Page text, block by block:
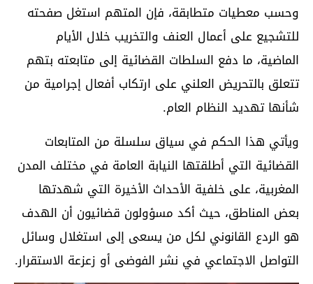
وحسب معطيات متطابقة، فإن المتهم استغل صفحته
للتشجيع على أعمال العنف والتخريب خلال الأيام
الماضية، ما دفع السلطات القضائية إلى متابعته بتهم
تتعلق بالتحريض العلني على ارتكاب أفعال إجرامية من
شأنها تهديد النظام العام.
ويأتي هذا الحكم في سياق سلسلة من المتابعات
القضائية التي أطلقتها النيابة العامة في مختلف المدن
المغربية، على خلفية الأحداث الأخيرة التي شهدتها
بعض المناطق، حيث أكد مسؤولون قضائيون أن الهدف
هو الردع القانوني لكل من يسعى إلى استغلال وسائل
التواصل الاجتماعي في نشر الفوضى أو زعزعة الاستقرار.